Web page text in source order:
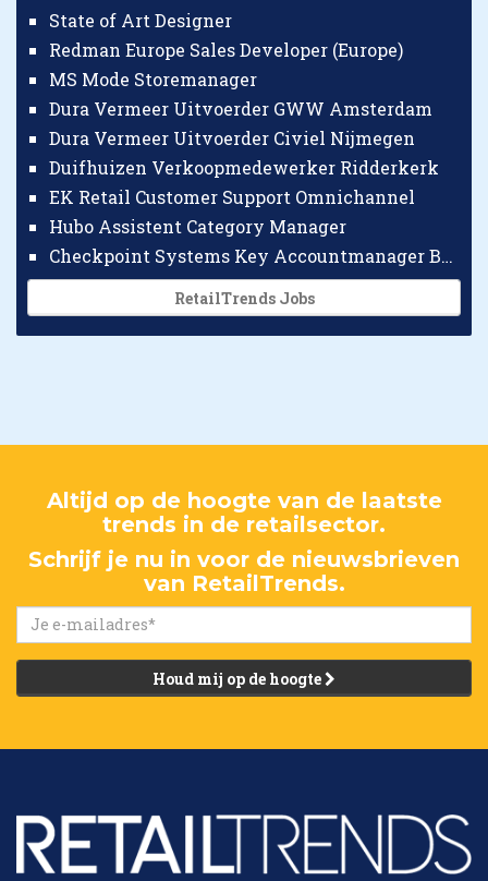
State of Art Designer
Redman Europe Sales Developer (Europe)
MS Mode Storemanager
Dura Vermeer Uitvoerder GWW Amsterdam
Dura Vermeer Uitvoerder Civiel Nijmegen
Duifhuizen Verkoopmedewerker Ridderkerk
EK Retail Customer Support Omnichannel
Hubo Assistent Category Manager
Checkpoint Systems Key Accountmanager Benelux
RetailTrends Jobs
Altijd op de hoogte van de laatste
trends in de retailsector.
Schrijf je nu in voor de nieuwsbrieven
van RetailTrends.
Houd mij op de hoogte